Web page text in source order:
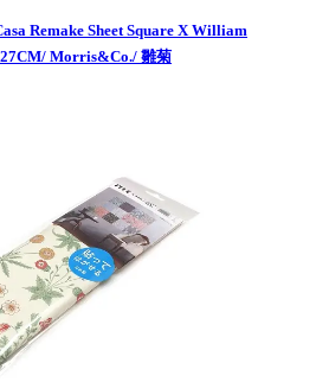
Remake Sheet Square X William
Morris&Co./ 雛菊